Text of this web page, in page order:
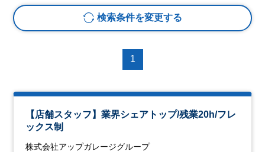
検索条件を変更する
1
【店舗スタッフ】業界シェアトップ/残業20h/フレ
ックス制
株式会社アップガレージグループ